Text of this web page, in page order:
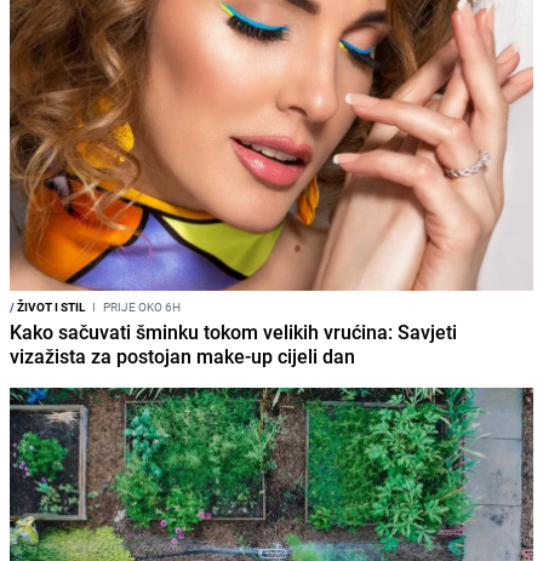
/ŽIVOT I STIL I PRIJE OKO 6H
Kako sačuvati šminku tokom velikih vrućina: Savjeti
vizažista za postojan make-up cijeli dan